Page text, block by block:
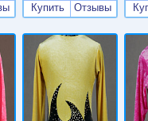
Купить
Отзывы